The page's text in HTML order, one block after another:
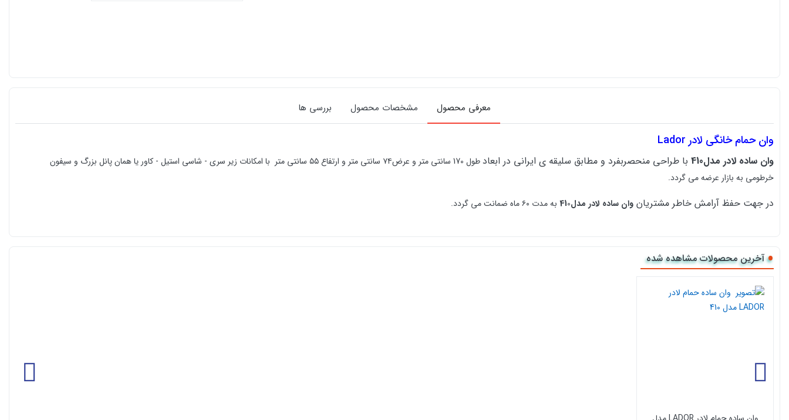
معرفی محصول مشخصات محصول بررسی ها
وان حمام خانگی لادر Lador
وان ساده لادر مدل410 با طراحی منحصربفرد و مطابق سلیقه ی ایرانی در ابعادطول 170 سانتی متر و عرض۷۴ سانتی متر و ارتفاع ۵۵ سانتی متر با امکانات
زیر سری - شاسی استیل - کاور یا همان پانل بزرگ و سیفون
خرطومی به بازار عرضه می گردد.
در جهت حفظ آرامش خاطر مشتریان وان ساده لادر مدل410 به مدت ۶۰ ماه ضمانت می گردد.
آخرین محصولات مشاهده شده